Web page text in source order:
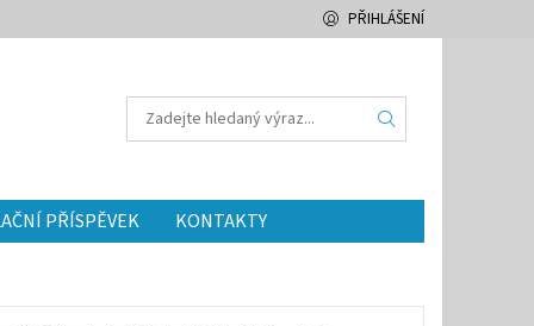
PŘIHLÁŠENÍ
PŘÍSPĚVEK KONTAKTY